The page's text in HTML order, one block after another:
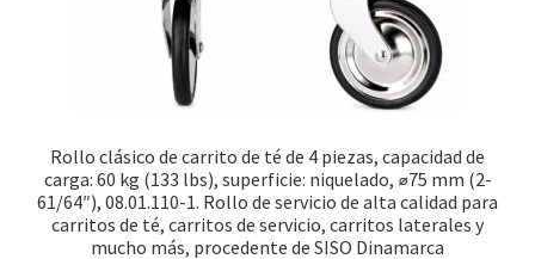
Rollo clásico de carrito de té de 4 piezas, capacidad de
carga: 60 kg (133 lbs), superficie: niquelado, ⌀75 mm (2-
61/64″), 08.01.110-1. Rollo de servicio de alta calidad para
carritos de té, carritos de servicio, carritos laterales y
mucho más, procedente de SISO Dinamarca